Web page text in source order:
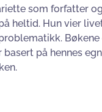
som forfatter og
heltid. Hun vier
basert på hennes